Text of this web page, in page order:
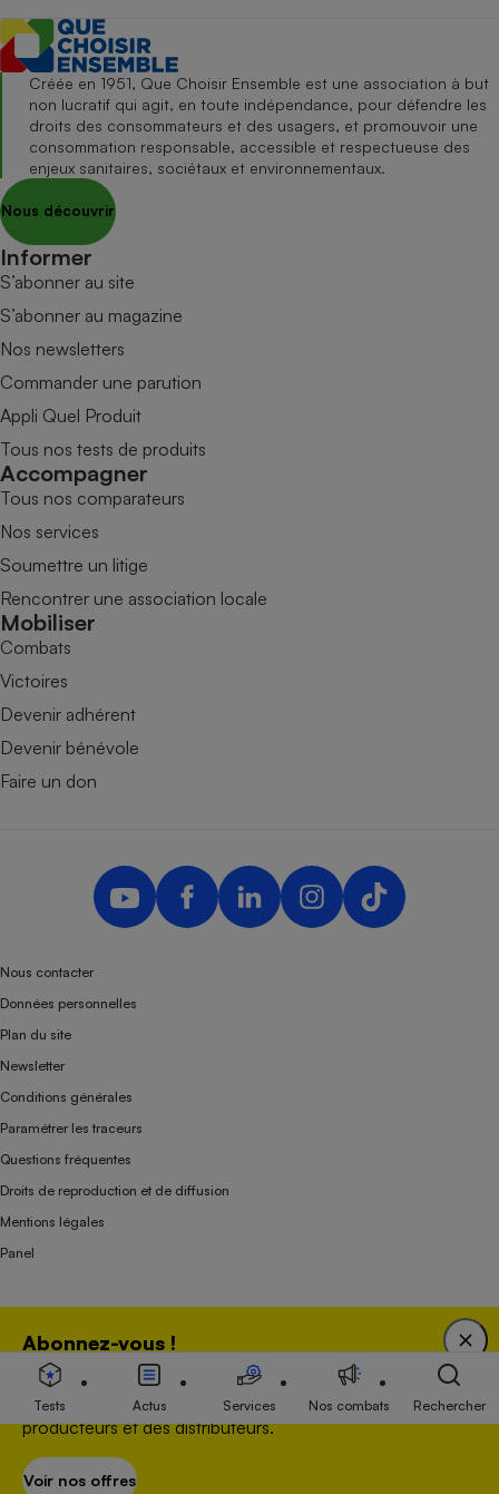
Abonnez-vous !
Bénéficiez d'une expertise unique tout en soutenant
une association 100 % indépendante de l'Etat, des
producteurs et des distributeurs.
Voir nos offres
Créée en 1951, Que Choisir Ensemble est une association à but
non lucratif qui agit, en toute indépendance, pour défendre les
droits des consommateurs et des usagers, et promouvoir une
consommation responsable, accessible et respectueuse des
enjeux sanitaires, sociétaux et environnementaux.
Nous découvrir
Informer
S’abonner au site
S’abonner au magazine
Nos newsletters
Commander une parution
Appli Quel Produit
Tous nos tests de produits
Accompagner
Tous nos comparateurs
Nos services
Soumettre un litige
Rencontrer une association locale
Mobiliser
Combats
Victoires
Devenir adhérent
Devenir bénévole
Faire un don
Nous contacter
Données personnelles
Plan du site
Newsletter
Conditions générales
Paramétrer les traceurs
Questions fréquentes
Droits de reproduction et de diffusion
Mentions légales
Panel
Association indépendante de l’État, des syndicats, des producteurs et des
distributeurs depuis 1951.
Tests Actus Services Nos combats Rechercher